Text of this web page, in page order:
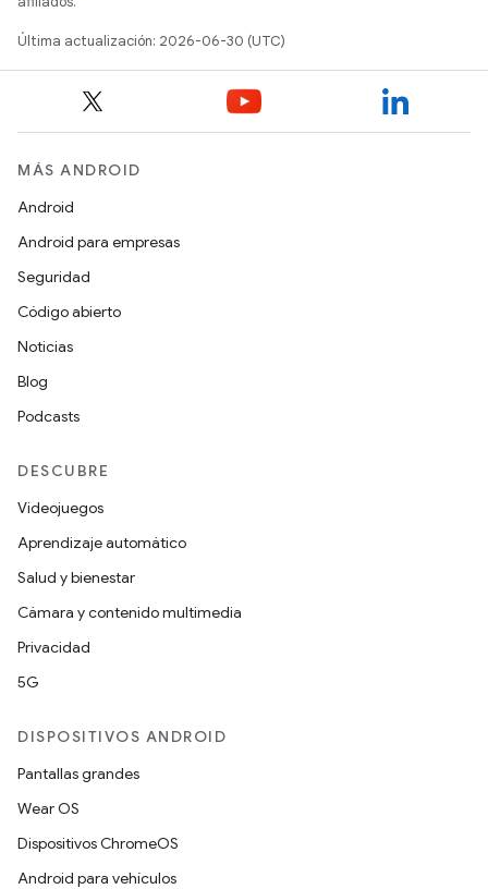
Última actualización: 2026-06-30 (UTC)
MÁS ANDROID
Android
Android para empresas
Seguridad
Código abierto
Noticias
Blog
Podcasts
DESCUBRE
Videojuegos
Aprendizaje automático
Salud y bienestar
Cámara y contenido multimedia
Privacidad
5G
DISPOSITIVOS ANDROID
Pantallas grandes
Wear OS
Dispositivos ChromeOS
Android para vehículos